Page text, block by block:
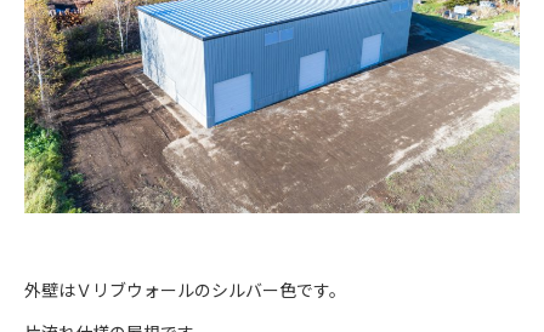
外壁はＶリブウォールのシルバー色です。